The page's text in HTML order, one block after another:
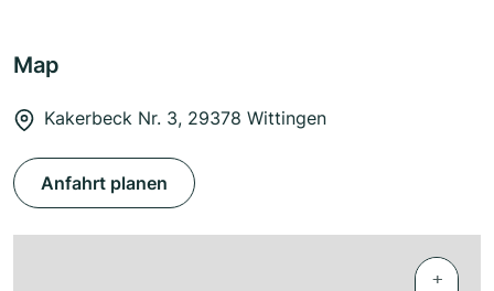
Map
Kakerbeck Nr. 3, 29378 Wittingen
Anfahrt planen
+